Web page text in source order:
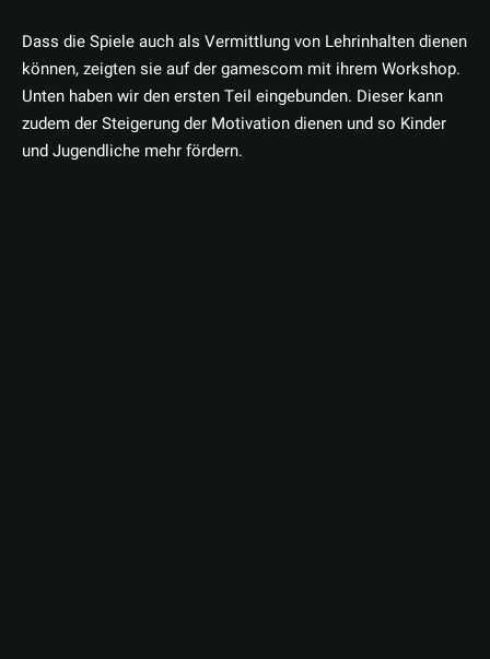
Dass die Spiele auch als Vermittlung von Lehrinhalten dienen
können, zeigten sie auf der gamescom mit ihrem Workshop.
Unten haben wir den ersten Teil eingebunden. Dieser kann
zudem der Steigerung der Motivation dienen und so Kinder
und Jugendliche mehr fördern.